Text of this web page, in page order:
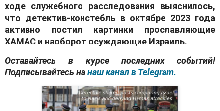
ходе служебного расследования выяснилось,
что детектив-констебль в октябре 2023 года
активно постил картинки прославляющие
ХАМАС и наоборот осуждающие Израиль.
Оставайтесь в курсе последних событий!
Подписывайтесь нанаш канал в Telegram.